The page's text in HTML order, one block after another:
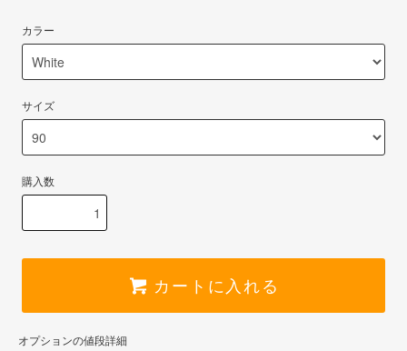
カラー
サイズ
購入数
カートに入れる
オプションの値段詳細